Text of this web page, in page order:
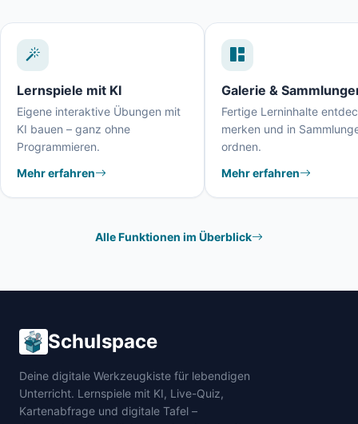
Lernspiele mit KI
Eigene interaktive Übungen mit
KI bauen – ganz ohne
Programmieren.
Mehr erfahren
Galerie &
Fertige Lerninhalte
merken und in
ordnen.
Mehr erfahren
Alle Funktionen im Überblick
Schulspace
Deine digitale Werkzeugkiste für lebendigen
Unterricht. Lernspiele mit KI, Live-Quiz,
Kartenabfrage und digitale Tafel –